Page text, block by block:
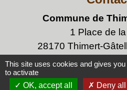
Commune de
1 Place de
28170 Thimert-
+33 2 37
Contact par
This site uses cookies and gives
to activate
OK, accept all
Deny